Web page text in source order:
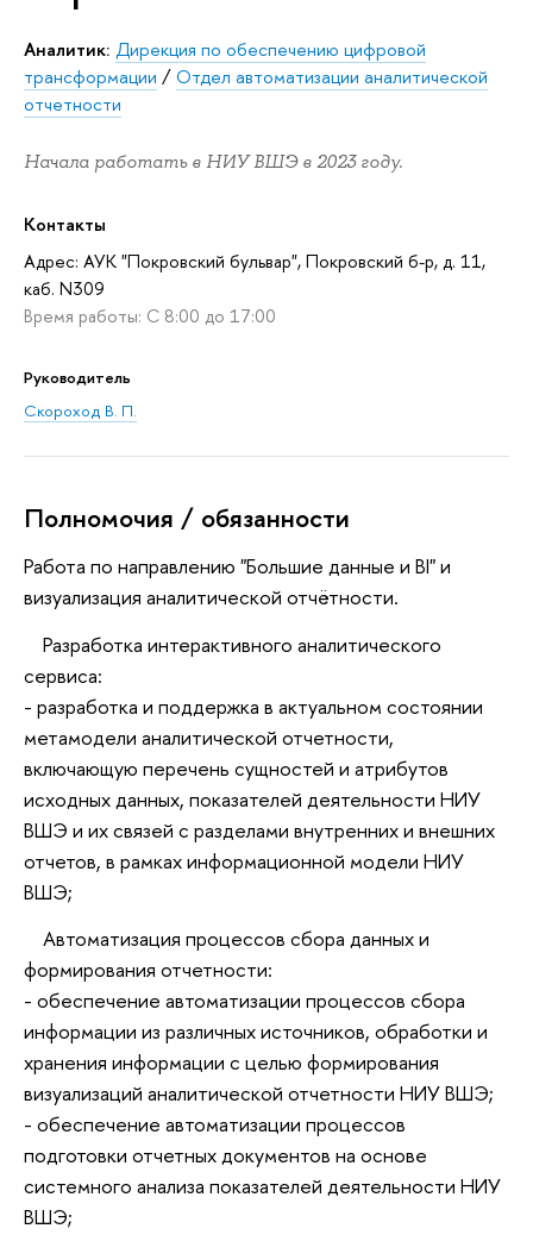
Аналитик: Дирекция по обеспечению цифровой
трансформации /Отдел автоматизации аналитической
отчетности
Начала работать в НИУ ВШЭ в 2023 году.
Контакты
Адрес: АУК "Покровский бульвар", Покровский б-р, д. 11,
каб. N309
Время работы: С 8:00 до 17:00
Руководитель
Скороход В. П.
Полномочия / обязанности
Работа по направлению "Большие данные и BI" и
визуализация аналитической отчётности.
Разработка интерактивного аналитического
сервиса:
- разработка и поддержка в актуальном состоянии
метамодели аналитической отчетности,
включающую перечень сущностей и атрибутов
исходных данных, показателей деятельности НИУ
ВШЭ и их связей с разделами внутренних и внешних
отчетов, в рамках информационной модели НИУ
ВШЭ;
Автоматизация процессов сбора данных и
формирования отчетности:
- обеспечение автоматизации процессов сбора
информации из различных источников, обработки и
хранения информации с целью формирования
визуализаций аналитической отчетности НИУ ВШЭ;
- обеспечение автоматизации процессов
подготовки отчетных документов на основе
системного анализа показателей деятельности НИУ
ВШЭ;